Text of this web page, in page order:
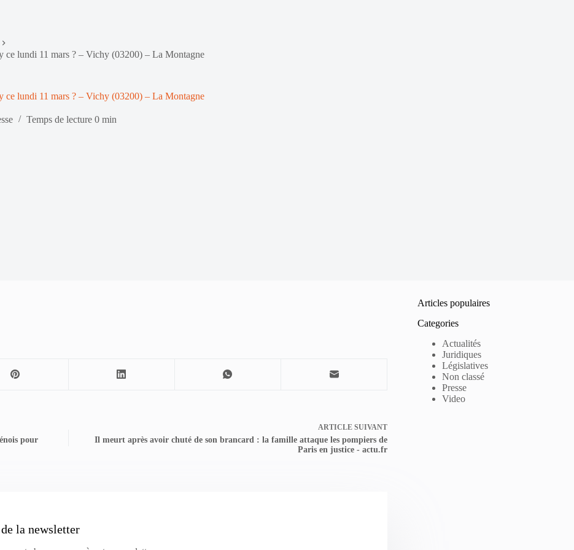
ce lundi 11 mars ? – Vichy (03200) – La Montagne
ce lundi 11 mars ? – Vichy (03200) – La Montagne
Temps de lecture 0 min
pour
ARTICLE SUIVANT
Il meurt après avoir chuté de son brancard : la famille attaque les pompiers de
Paris en justice - actu.fr
la newsletter
Articles populaires
Categories
Actualités
Juridiques
Législatives
Non classé
Presse
Video